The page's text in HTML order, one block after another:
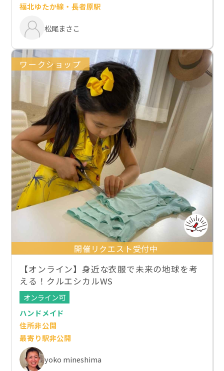
福北ゆたか線・長者原駅
松尾まさこ
ワークショップ
開催リクエスト受付中
【オンライン】身近な衣服で未来の地球を考
える！クルエシカルWS
オンライン可
ハンドメイド
住所非公開
最寄り駅非公開
yoko mineshima